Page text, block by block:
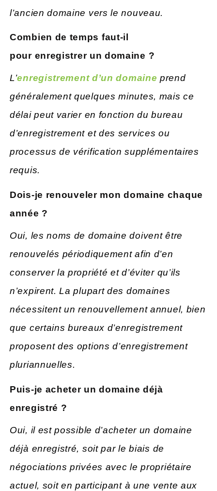
l’ancien domaine vers le nouveau.
Combien de temps faut-il
pour enregistrer un domaine ?
L’enregistrement d’un domaine prend
généralement quelques minutes, mais ce
délai peut varier en fonction du bureau
d’enregistrement et des services ou
processus de vérification supplémentaires
requis.
Dois-je renouveler mon domaine chaque
année ?
Oui, les noms de domaine doivent être
renouvelés périodiquement afin d’en
conserver la propriété et d’éviter qu’ils
n’expirent. La plupart des domaines
nécessitent un renouvellement annuel, bien
que certains bureaux d’enregistrement
proposent des options d’enregistrement
pluriannuelles.
Puis-je acheter un domaine déjà
enregistré ?
Oui, il est possible d’acheter un domaine
déjà enregistré, soit par le biais de
négociations privées avec le propriétaire
actuel, soit en participant à une vente aux